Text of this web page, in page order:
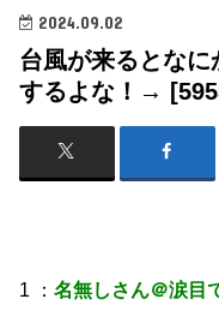
2024.09.02
台風が来るとなに
するよな！→
1 ：名無しさん＠涙目